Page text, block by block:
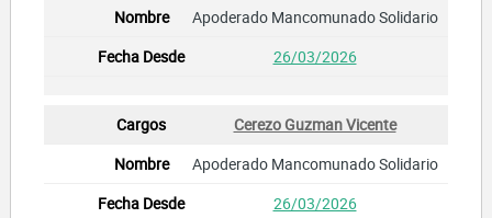
Apoderado Mancomunado Solidario
26/03/2026
Cerezo Guzman Vicente
Apoderado Mancomunado Solidario
26/03/2026